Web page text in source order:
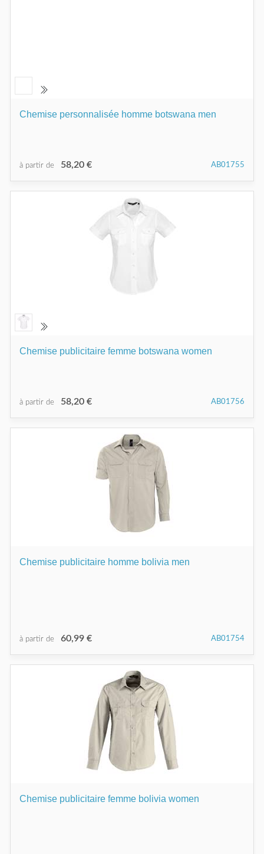
Chemise personnalisée homme botswana men
à partir de 58,20 € AB01755
Chemise publicitaire femme botswana women
à partir de 58,20 € AB01756
Chemise publicitaire homme bolivia men
à partir de 60,99 € AB01754
Chemise publicitaire femme bolivia women